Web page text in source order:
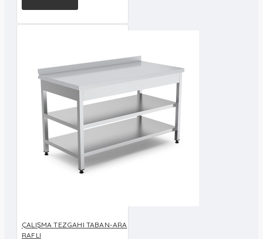
ÇALIŞMA TEZGAHI TABAN-ARA
RAFLI